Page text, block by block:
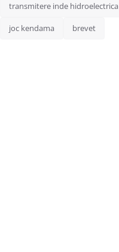
transmitere inde hidroelectrica
joc kendama brevet